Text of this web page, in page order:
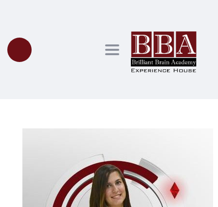
Toggle navigation